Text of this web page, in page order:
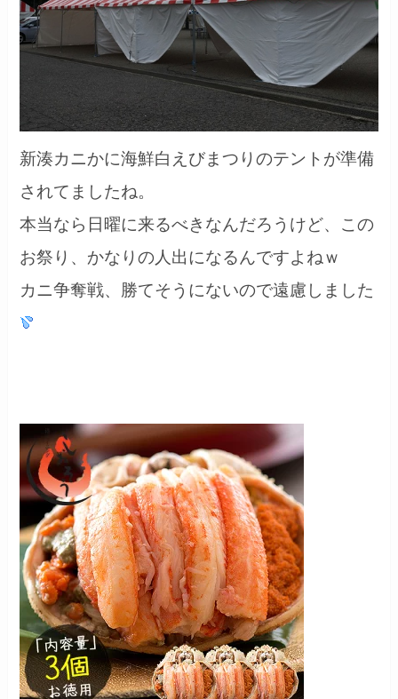
新湊カニかに海鮮白えびまつりのテントが準備
されてましたね。
本当なら日曜に来るべきなんだろうけど、この
お祭り、かなりの人出になるんですよねｗ
カニ争奪戦、勝てそうにないので遠慮しました